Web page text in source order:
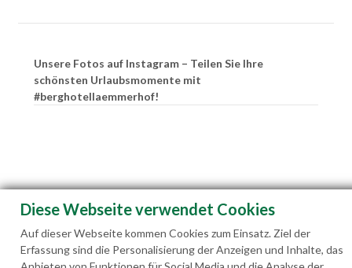
Unsere Fotos auf Instagram – Teilen Sie Ihre
schönsten Urlaubsmomente mit
#berghotellaemmerhof!
Diese Webseite verwendet Cookies
Auf dieser Webseite kommen Cookies zum Einsatz. Ziel der
Erfassung sind die Personalisierung der Anzeigen und Inhalte, das